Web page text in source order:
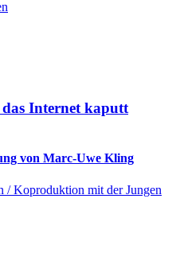
Internet kaputt
von Marc-Uwe Kling
/ Koproduktion mit der Jungen